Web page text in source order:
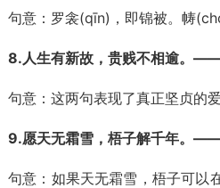
句意：罗衾(qīn)，即锦被。帱
8.人生有新故，贵贱不相逾。——
句意：这两句表现了真正坚贞的
9.愿天无霜雪，梧子解千年。——
句意：如果天无霜雪，梧子可以